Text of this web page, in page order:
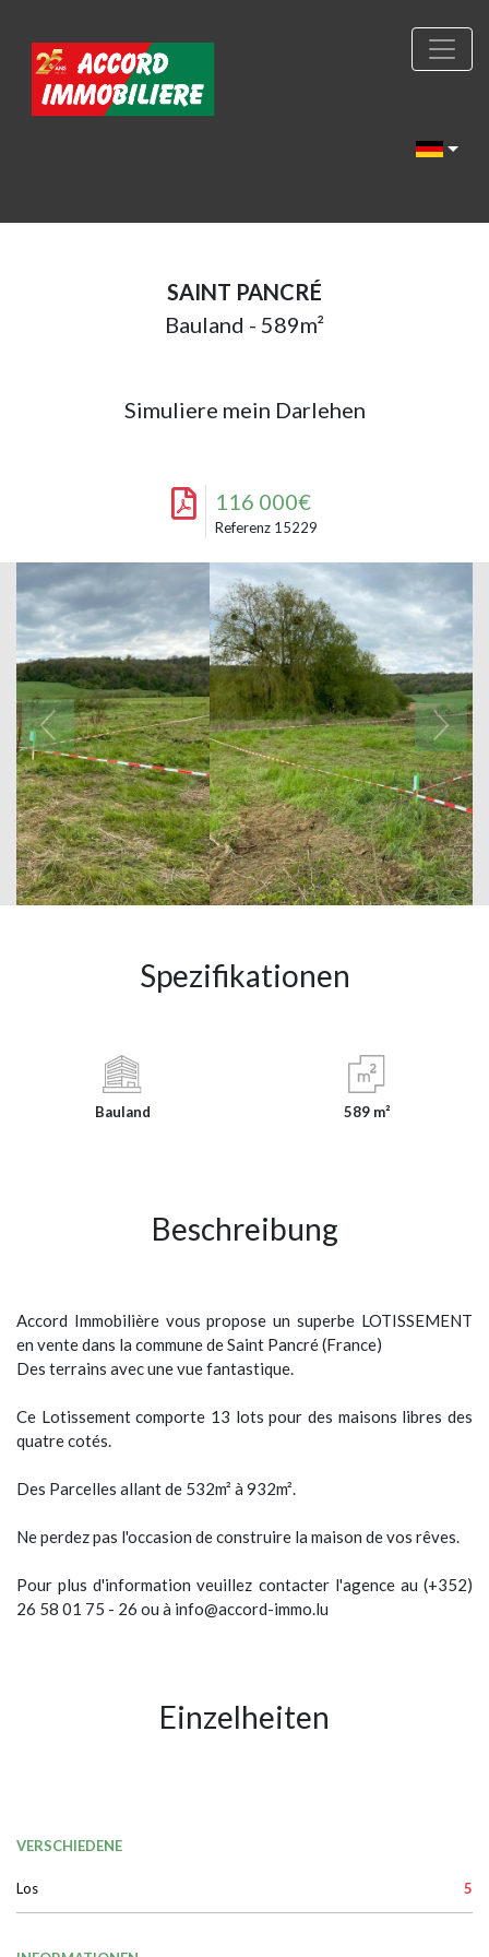
SAINT PANCRÉ
Bauland - 589m²
Simuliere mein Darlehen
116 000€
Referenz 15229
Spezifikationen
Bauland 589 m²
Beschreibung
Accord Immobilière vous propose un superbe LOTISSEMENT
en vente dans la commune de Saint Pancré (France)
Des terrains avec une vue fantastique.
Ce Lotissement comporte 13 lots pour des maisons libres des
quatre cotés.
Des Parcelles allant de 532m² à 932m².
Ne perdez pas l'occasion de construire la maison de vos rêves.
Pour plus d'information veuillez contacter l'agence au (+352)
26 58 01 75 - 26 ou à info@accord-immo.lu
Einzelheiten
VERSCHIEDENE
Los 5